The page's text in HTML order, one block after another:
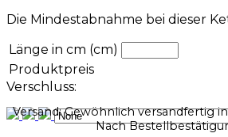
Die Mindestabnahme bei dieser
Länge in cm (cm)
Produktpreis
Verschluss:
Versand: Gewöhnlich versandfertig
Nach